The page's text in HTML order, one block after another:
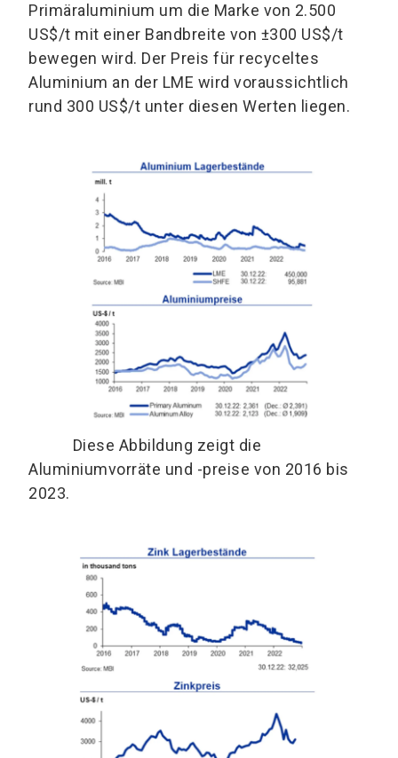
Primäraluminium um die Marke von 2.500
US$/t mit einer Bandbreite von ±300 US$/t
bewegen wird. Der Preis für recyceltes
Aluminium an der LME wird voraussichtlich
rund 300 US$/t unter diesen Werten liegen.
Diese Abbildung zeigt die
Aluminiumvorräte und -preise von 2016 bis
2023.